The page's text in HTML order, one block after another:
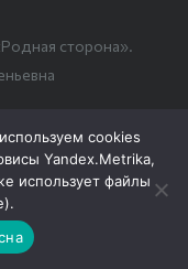
сторона».
cookies
Yandex.Metrika,
использует файлы
).